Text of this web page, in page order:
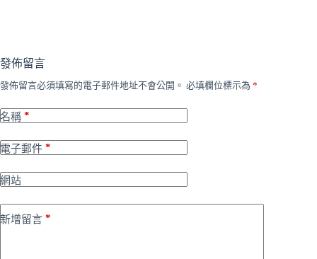
發佈留言
發佈留言必須填寫的電子郵件地址不會公開。 必填欄位標示為 *
名稱 *
電子郵件 *
網站
新增留言 *